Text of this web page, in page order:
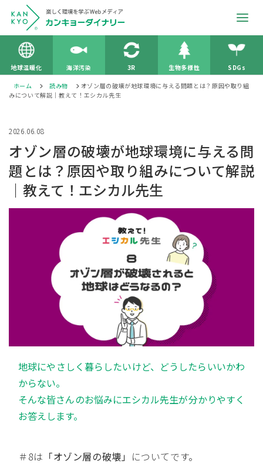
地球温暖化 海洋汚染 3R 生物多様性 SDGs
ホーム 読み物
オゾン層の破壊が地球環境に与える問題とは？原因や取り組
みについて解説｜教えて！エシカル先生
2026.06.08
オゾン層の破壊が地球環境に与える問
題とは？原因や取り組みについて解説
｜教えて！エシカル先生
地球にやさしく暮らしたいけど、どうしたらいいかわ
からない。
そんな皆さんのお悩みにエシカル先生が分かりやすく
お答えします。
＃8は 「オゾン層の破壊」 についてです。